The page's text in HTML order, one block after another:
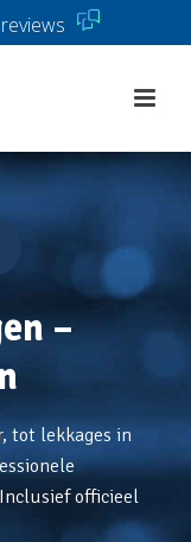
–
tot lekkages in
officieel